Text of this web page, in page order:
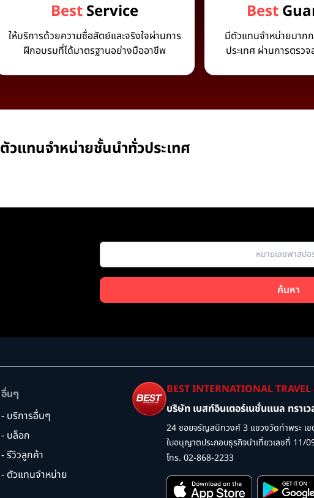
BestService
ให้บริการด้วยความซื่อสัตย์และจริงใจผ่านการ
ฝึกอบรมที่ได้มาตรฐานอย่างมืออาชีพ
Best
มีตัวแทนจำหน่ายมาก
ประเทศ ผ่านการตรว
ตัวแทนจำหน่ายชั้นนำทั่วประเทศ
ค้นหา
อื่นๆ
- บริการอื่นๆ
- บล็อก
- รีวิวลูกค้า
- ตัวแทนจำหน่าย
BEST INTERNATIONAL
บริษัท เบสท์อินเตอร์เนชั่นแนล ทราเ
24 ซอยจรัญสนิทวงศ์ 3 แขวงวัดท่าพระ เ
ใบอนุญาตประกอบธุรกิจนำเที่ยวเลขที่ 11/
โทร. 02-868-2233